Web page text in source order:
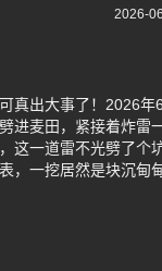
2026-
真出大事了！2026
进麦田，紧接着炸
这一道雷不光劈了
，一挖居然是块沉甸